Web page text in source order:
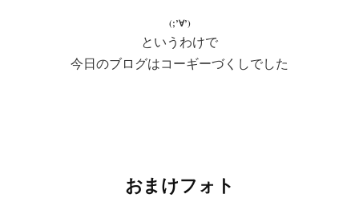
(;’∀’)
というわけで
今日のブログはコーギーづくしでした
おまけフォト